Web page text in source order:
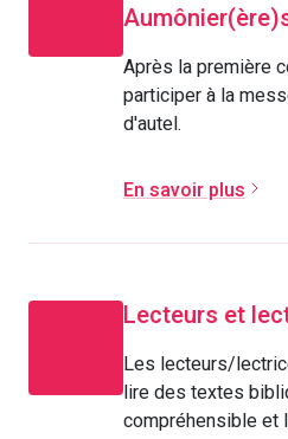
Après la première
participer à la
d'autel.
En savoir plus
Lecteurs et
Les lecteurs/
lire des textes
compréhensible et